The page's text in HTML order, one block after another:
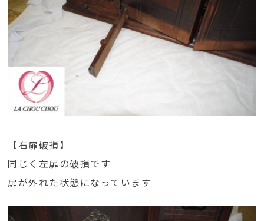
【右扉破損】
同じく左扉の破損です
扉が外れた状態になっています